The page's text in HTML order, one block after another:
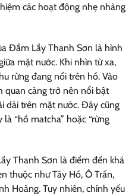
các hoạt động nhẹ nhàng
Đầm Lầy Thanh Sơn là hình
mặt nước. Khi nhìn từ xa,
rừng đang nổi trên hồ. Vào
quan càng trở nên nổi bật
dài trên mặt nước. Đây cũng
“hồ matcha” hoặc “rừng
Thanh Sơn là điểm đến khá
thuộc như Tây Hồ, Ô Trấn,
Hoàng. Tuy nhiên, chính yếu